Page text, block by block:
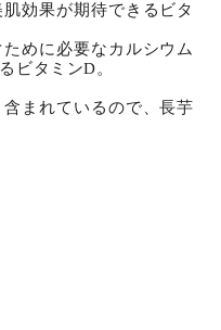
効果が期待できるビタ
めに必要なカルシウム
ビタミンD。
まれているので、長芋